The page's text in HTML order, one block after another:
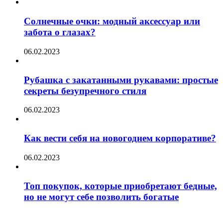
Солнечные очки: модный аксессуар или
забота о глазах?
06.02.2023
Рубашка с закатанными рукавами: простые
секреты безупречного стиля
06.02.2023
Как вести себя на новогоднем корпоративе?
06.02.2023
Топ покупок, которые приобретают бедные,
но не могут себе позволить богатые